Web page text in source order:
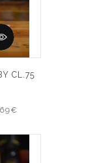
CL.75